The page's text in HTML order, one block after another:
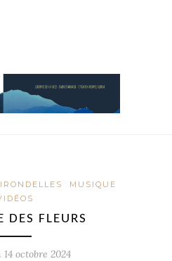
MUSIQUE
DES FLEURS
14 octobre 2024